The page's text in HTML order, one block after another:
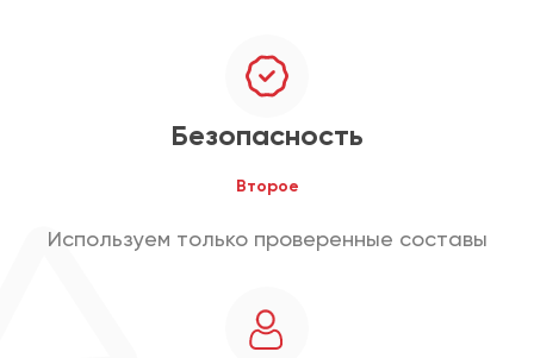
Безопасность
Второе
Используем только проверенные составы